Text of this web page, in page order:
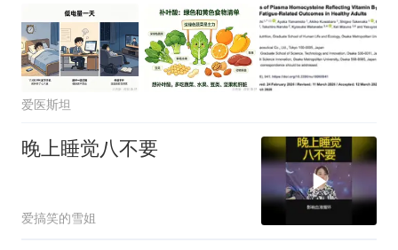
爱医斯坦
晚上睡觉八不要
爱搞笑的雪姐